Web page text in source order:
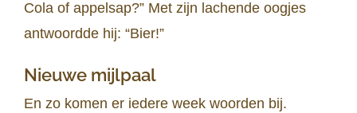
Cola of appelsap?” Met zijn lachende oogjes
antwoordde hij: “Bier!”
Nieuwe mijlpaal
En zo komen er iedere week woorden bij.